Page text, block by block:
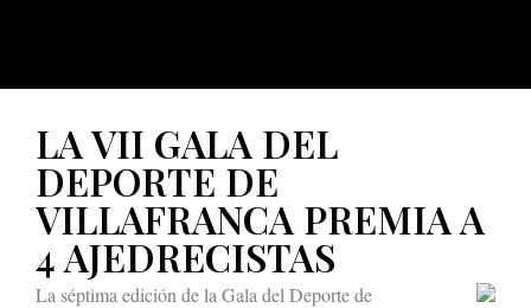
LA VII GALA DEL
DEPORTE DE
VILLAFRANCA PREMIA A
4 AJEDRECISTAS
La séptima edición de la Gala del Deporte de